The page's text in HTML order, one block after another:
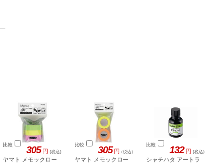
比較 305 円 (税込)
ヤマト メモックロー
比較 305 円 (税込)
ヤマト メモックロー
比較 132 円 (税込)
シャチハタ アートラ